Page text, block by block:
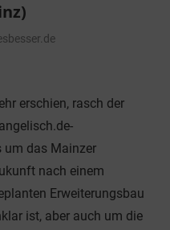
erschien, rasch der
um das Mainzer
nach einem
Erweiterungsbau
ist, aber auch um die